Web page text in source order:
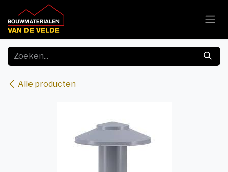
Overslaan naar inhoud
Alle producten